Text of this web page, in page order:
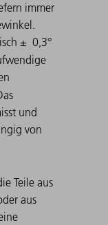
immer
± 0,3°
und
von
Teile aus
aus